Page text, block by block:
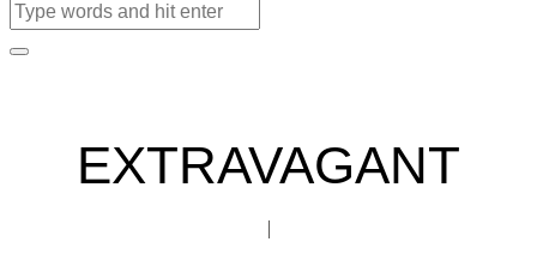
EXTRAVAGANT